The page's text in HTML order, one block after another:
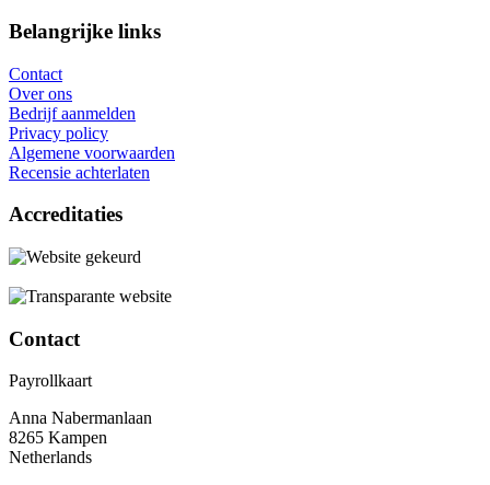
Belangrijke links
Contact
Over ons
Bedrijf aanmelden
Privacy policy
Algemene voorwaarden
Recensie achterlaten
Accreditaties
Contact
Payrollkaart
Anna Nabermanlaan
8265 Kampen
Netherlands